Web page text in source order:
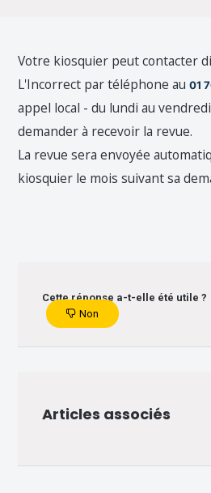
Votre kiosquier peut contacter
L'Incorrect par téléphone au01
appel local - du lundi au
demander à recevoir la revue.
La revue sera envoyée
kiosquier le mois suivant sa
Cette réponse a-t-elle été utile ?
Non
Articles associés